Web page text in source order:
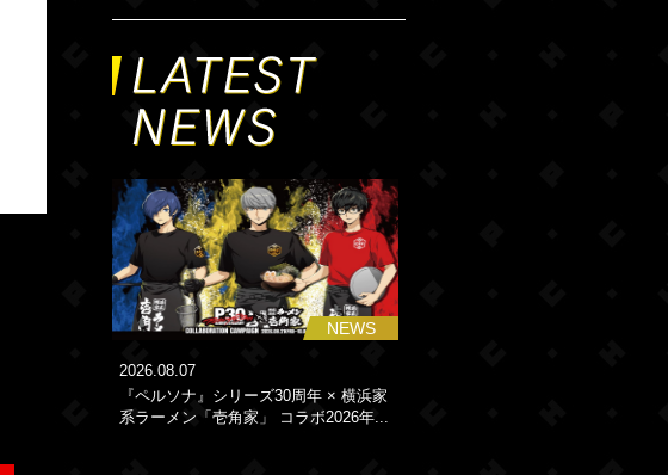
NEWS
2026.08.07
『ペルソナ』シリーズ30周年 × 横浜家
系ラーメン「壱角家」 コラボ2026年...